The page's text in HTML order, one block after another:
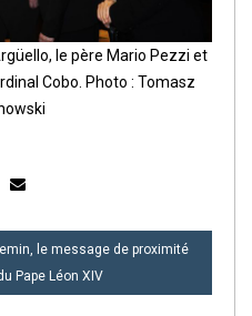
le père Mario Pezzi et
Cobo. Photo : Tomasz
le message de proximité
Pape Léon XIV